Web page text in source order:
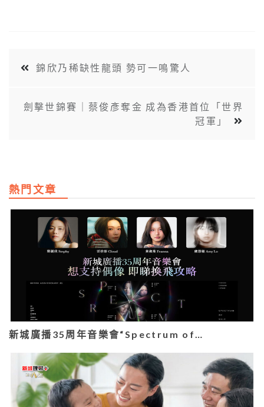
錦欣乃稀缺性龍頭 勢可一鳴驚人
劍擊世錦賽｜蔡俊彥奪金 成為香港首位「世界
冠軍」
熱門文章
新城廣播35周年音樂會“Spectrum of…